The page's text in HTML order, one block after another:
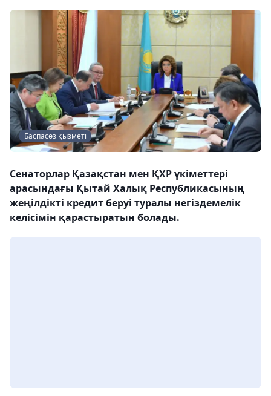
Баспасөз қызметі
Сенаторлар Қазақстан мен ҚХР үкіметтері
арасындағы Қытай Халық Республикасының
жеңілдікті кредит беруі туралы негіздемелік
келісімін қарастыратын болады.